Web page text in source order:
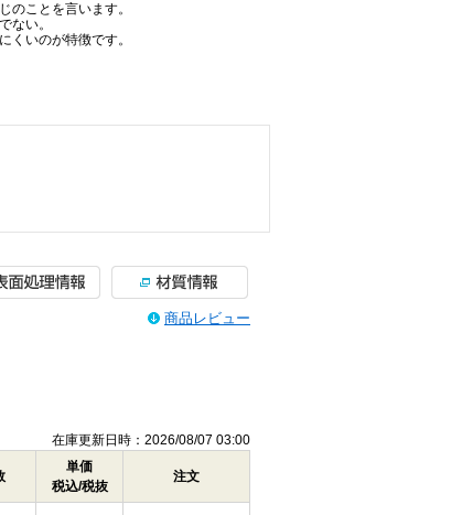
のことを言います。
ない。
くいのが特徴です。
商品レビュー
在庫更新日時：2026/08/07 03:00
単価
税込/税抜
注文